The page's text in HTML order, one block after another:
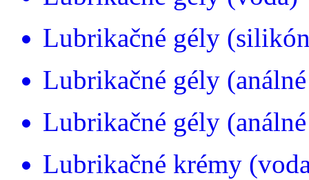
Lubrikačné gély
Lubrikačné gély
Lubrikačné gély
Lubrikačné krémy